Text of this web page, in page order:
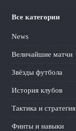
Все категории
News
Величайшие матчи
Звёзды футбола
История клубов
Тактика и стратегия
Финты и навыки